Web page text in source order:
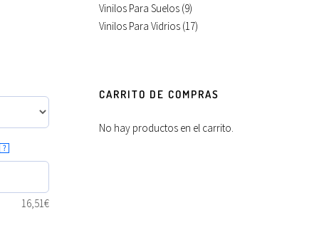
?
16,51€
Vinilos Para Suelos (9)
Vinilos Para Vidrios (17)
CARRITO DE COMPRAS
No hay productos en el carrito.